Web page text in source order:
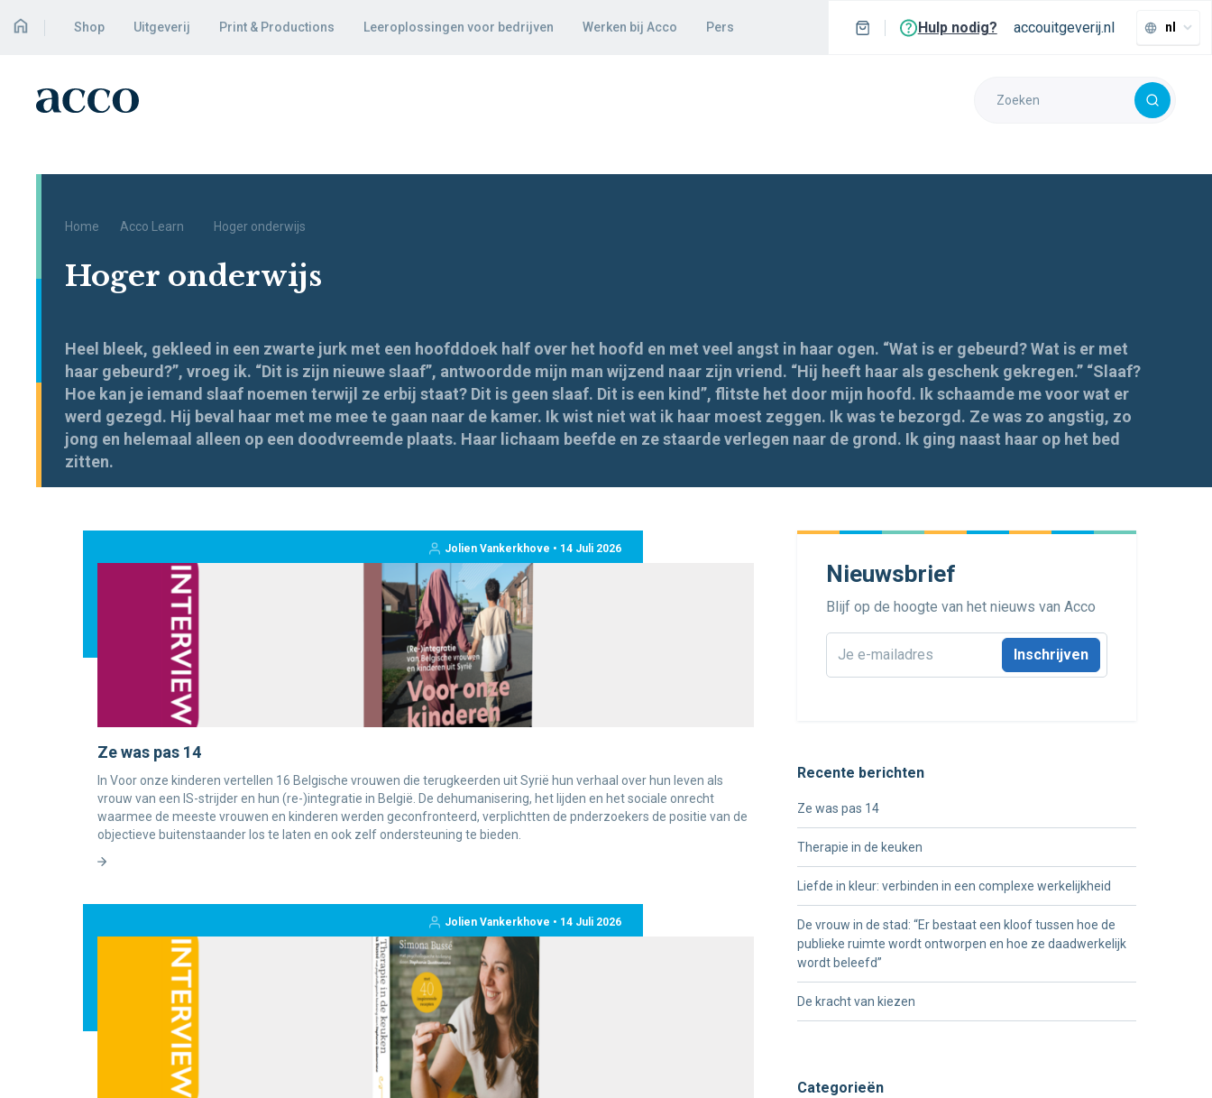
Shop Uitgeverij Print & Productions Leeroplossingen voor bedrijven Werken bij Acco Pers Hulp nodig? accouitgeverij.nl nl
Home Acco Learn Hoger onderwijs
Hoger onderwijs
Heel bleek, gekleed in een zwarte jurk met een hoofddoek half over het hoofd en met veel angst in haar ogen. “Wat is er gebeurd? Wat is er met
haar gebeurd?”, vroeg ik. “Dit is zijn nieuwe slaaf”, antwoordde mijn man wijzend naar zijn vriend. “Hij heeft haar als geschenk gekregen.” “Slaaf?
Hoe kan je iemand slaaf noemen terwijl ze erbij staat? Dit is geen slaaf. Dit is een kind”, flitste het door mijn hoofd. Ik schaamde me voor wat er
werd gezegd. Hij beval haar met me mee te gaan naar de kamer. Ik wist niet wat ik haar moest zeggen. Ik was te bezorgd. Ze was zo angstig, zo
jong en helemaal alleen op een doodvreemde plaats. Haar lichaam beefde en ze staarde verlegen naar de grond. Ik ging naast haar op het bed
zitten.
Jolien Vankerkhove • 14 Juli 2026
Ze was pas 14
In Voor onze kinderen vertellen 16 Belgische vrouwen die terugkeerden uit Syrië hun verhaal over hun leven als
vrouw van een IS-strijder en hun (re-)integratie in België. De dehumanisering, het lijden en het sociale onrecht
waarmee de meeste vrouwen en kinderen werden geconfronteerd, verplichtten de pnderzoekers de positie van de
objectieve buitenstaander los te laten en ook zelf ondersteuning te bieden.
Jolien Vankerkhove • 14 Juli 2026
Nieuwsbrief
Blijf op de hoogte van het nieuws van Acco
Recente berichten
Ze was pas 14
Therapie in de keuken
Liefde in kleur: verbinden in een complexe werkelijkheid
De vrouw in de stad: “Er bestaat een kloof tussen hoe de
publieke ruimte wordt ontworpen en hoe ze daadwerkelijk
wordt beleefd”
De kracht van kiezen
Categorieën